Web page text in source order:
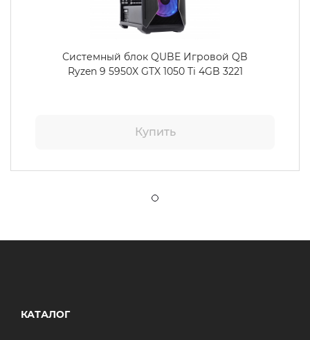
Системный блок QUBE Игровой QB
Ryzen 9 5950X GTX 1050 Ti 4GB 3221
Купить
КАТАЛОГ